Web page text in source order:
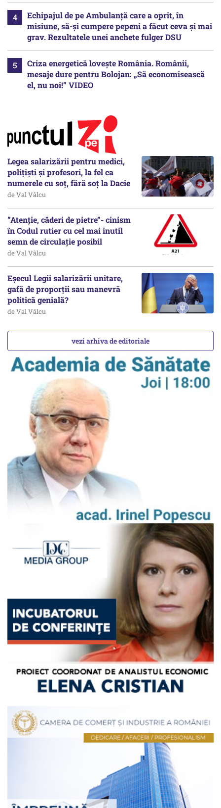
Echipajul de pe Ambulanță care a oprit, în
misiune, să-și cumpere pepeni a făcut ceva și mai
grav. Rezultatele unei anchete fulger DSU
Criza energetică lovește România. Românii,
mesaje dure pentru Bolojan: „Să economisească
el, nu noi!” VIDEO
Legea salarizării pentru medici,
polițiști și profesori, la fel ca
numerele cu soț, fără soț la Dacie
de Val Vâlcu
”Atenție, căderi de pietre”- cinism
în Codul rutier cu cel mai inutil
semn de circulație posibil
de Val Vâlcu
Eșecul Legii salarizării unitare,
gafă de proporții sau manevră
politică genială?
de Val Vâlcu
vezi arhiva de editoriale